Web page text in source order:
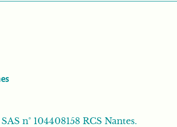
n° 104408158 RCS Nantes.